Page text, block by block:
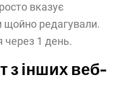
вказує
щойно редагували.
через 1 день.
з інших веб-